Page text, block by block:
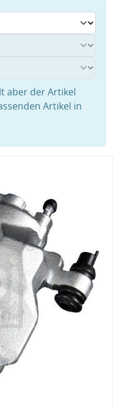
aber der Artikel
Artikel in